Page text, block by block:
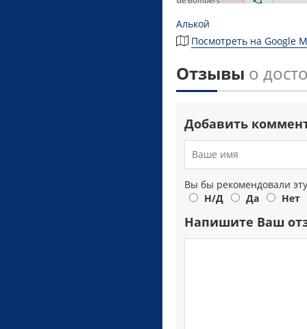
Алькой
Посмотреть на Google
Отзывы о
Добавить
Вы бы рекомендовали
Н/Д
Да Нет
Напишите Ваш